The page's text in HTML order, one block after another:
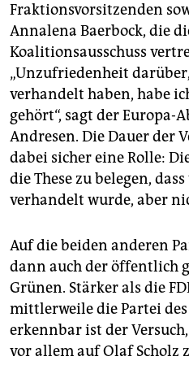
Fraktionsvorsitzenden
Annalena Baerbock, die
Koalitionsausschuss
„Unzufriedenheit
verhandelt haben, habe
gehört“, sagt der Europa-
Andresen. Die Dauer der
dabei sicher eine Rolle:
die These zu belegen,
verhandelt wurde, aber
Auf die beiden anderen
dann auch der öffentlich
Grünen. Stärker als die
mittlerweile die Partei
erkennbar ist der
vor allem auf Olaf Scholz